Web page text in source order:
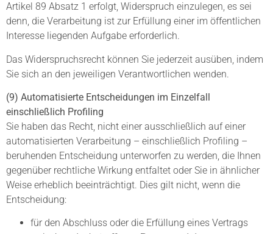
Artikel 89 Absatz 1 erfolgt, Widerspruch einzulegen, es sei
denn, die Verarbeitung ist zur Erfüllung einer im öffentlichen
Interesse liegenden Aufgabe erforderlich.
Das Widerspruchsrecht können Sie jederzeit ausüben, indem
Sie sich an den jeweiligen Verantwortlichen wenden.
(9) Automatisierte Entscheidungen im Einzelfall
einschließlich Profiling
Sie haben das Recht, nicht einer ausschließlich auf einer
automatisierten Verarbeitung – einschließlich Profiling –
beruhenden Entscheidung unterworfen zu werden, die Ihnen
gegenüber rechtliche Wirkung entfaltet oder Sie in ähnlicher
Weise erheblich beeinträchtigt. Dies gilt nicht, wenn die
Entscheidung:
für den Abschluss oder die Erfüllung eines Vertrags